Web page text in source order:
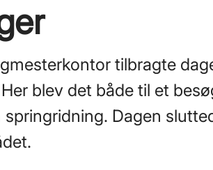
tilbragte
blev det både til et
springridning. Dagen